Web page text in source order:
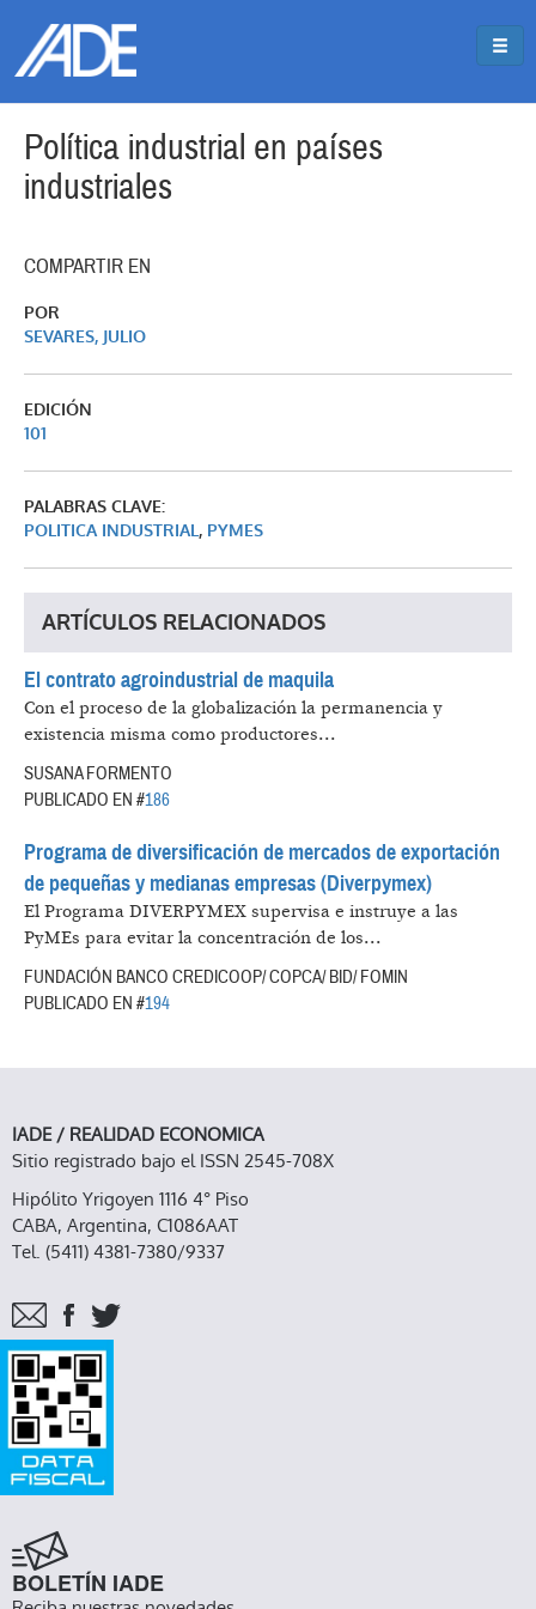
Política industrial en países
industriales
COMPARTIR EN
POR
SEVARES, JULIO
EDICIÓN
101
PALABRAS CLAVE:
POLITICA INDUSTRIAL, PYMES
ARTÍCULOS RELACIONADOS
El contrato agroindustrial de maquila
Con el proceso de la globalización la permanencia y
existencia misma como productores...
SUSANA FORMENTO
PUBLICADO EN #186
Programa de diversificación de mercados de exportación
de pequeñas y medianas empresas (Diverpymex)
El Programa DIVERPYMEX supervisa e instruye a las
PyMEs para evitar la concentración de los...
FUNDACIÓN BANCO CREDICOOP/ COPCA/ BID/ FOMIN
PUBLICADO EN #194
IADE / REALIDAD ECONOMICA
Sitio registrado bajo el ISSN 2545-708X
Hipólito Yrigoyen 1116 4° Piso
CABA, Argentina, C1086AAT
Tel. (5411) 4381-7380/9337
BOLETÍN IADE